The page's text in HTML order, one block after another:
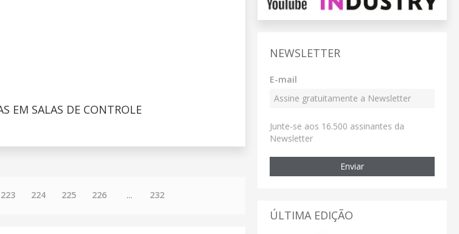
EM SALAS DE CONTROLE
223 224 225 226 ... 232
NEWSLETTER
E-mail
Junte-se aos 16.500 assinantes da
Newsletter
Enviar
ÚLTIMA EDIÇÃO